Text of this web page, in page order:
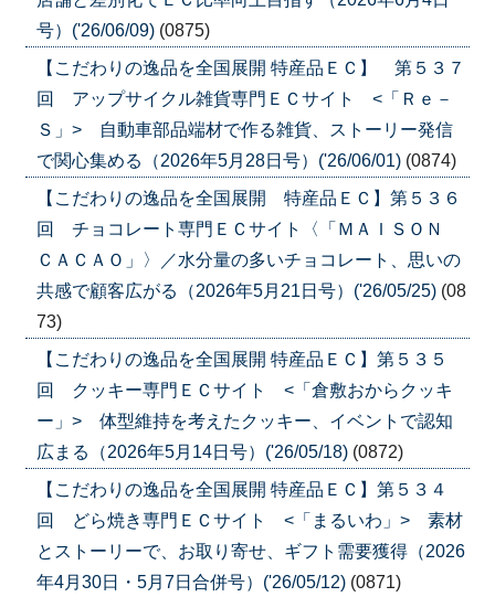
号）('26/06/09) (0875)
【こだわりの逸品を全国展開 特産品ＥＣ】 第５３７
回 アップサイクル雑貨専門ＥＣサイト <「Ｒｅ－
Ｓ」> 自動車部品端材で作る雑貨、ストーリー発信
で関心集める（2026年5月28日号）('26/06/01) (0874)
【こだわりの逸品を全国展開 特産品ＥＣ】第５３６
回 チョコレート専門ＥＣサイト〈「ＭＡＩＳＯＮ
ＣＡＣＡＯ」〉／水分量の多いチョコレート、思いの
共感で顧客広がる（2026年5月21日号）('26/05/25) (08
73)
【こだわりの逸品を全国展開 特産品ＥＣ】第５３５
回 クッキー専門ＥＣサイト <「倉敷おからクッキ
ー」> 体型維持を考えたクッキー、イベントで認知
広まる（2026年5月14日号）('26/05/18) (0872)
【こだわりの逸品を全国展開 特産品ＥＣ】第５３４
回 どら焼き専門ＥＣサイト <「まるいわ」> 素材
とストーリーで、お取り寄せ、ギフト需要獲得（2026
年4月30日・5月7日合併号）('26/05/12) (0871)